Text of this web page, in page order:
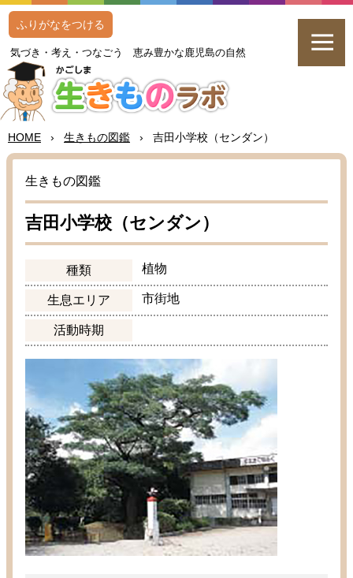
気づき・考え・つなごう恵み豊かな鹿児島の自然
ふりがなをつける
HOME › 生きもの図鑑 › 吉田小学校 （センダン）
生きもの図鑑
吉田 小学校 （センダン）
種類 植物
生息エリア 市街地
活動時期